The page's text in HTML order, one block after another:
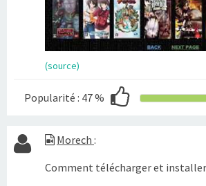
(source)
Popularité : 47 %
Morech :
Comment télécharger et installer